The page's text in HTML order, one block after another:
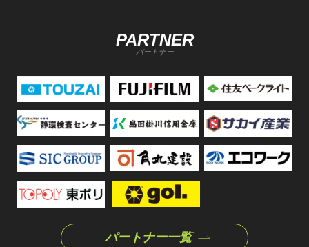
PARTNER
パートナー
パートナー一覧